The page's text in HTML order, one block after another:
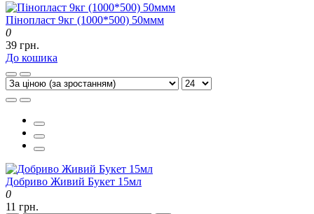
Пінопласт 9кг (1000*500) 50ммм
0
39 грн.
До кошика
Добриво Живий Букет 15мл
0
11 грн.